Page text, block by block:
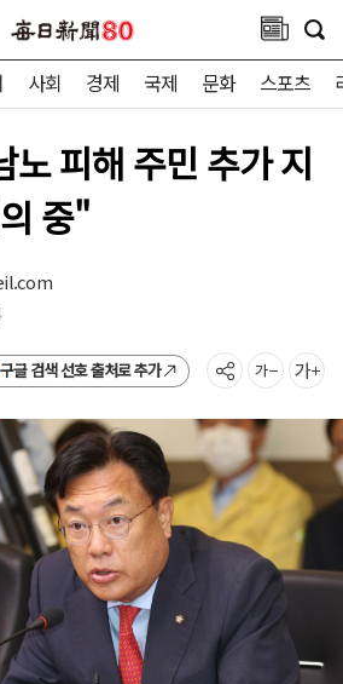
사회 경제 국제 문화 스포츠
피해 주민 추가 지
중"
구글 검색 선호 출처로 추가